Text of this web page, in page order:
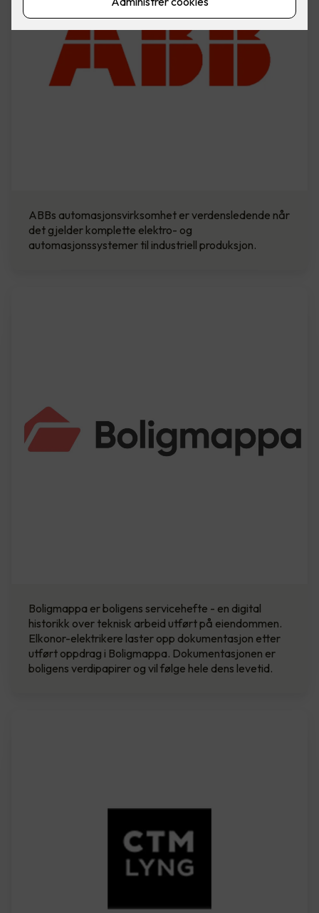
ABBs automasjonsvirksomhet er verdensledende når
det gjelder komplette elektro- og
automasjonssystemer til industriell produksjon.
Boligmappa er boligens servicehefte - en digital
historikk over teknisk arbeid utført på eiendommen.
Elkonor-elektrikere laster opp dokumentasjon etter
utført oppdrag i Boligmappa. Dokumentasjonen er
boligens verdipapirer og vil følge hele dens levetid.